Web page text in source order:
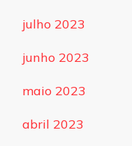
julho 2023
junho 2023
maio 2023
abril 2023